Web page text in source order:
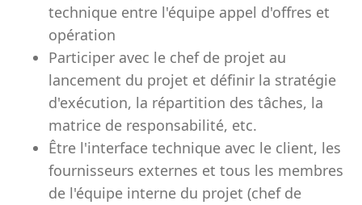
technique entre l'équipe appel d'offres et
opération
Participer avec le chef de projet au
lancement du projet et définir la stratégie
d'exécution, la répartition des tâches, la
matrice de responsabilité, etc.
Être l'interface technique avec le client, les
fournisseurs externes et tous les membres
de l'équipe interne du projet (chef de